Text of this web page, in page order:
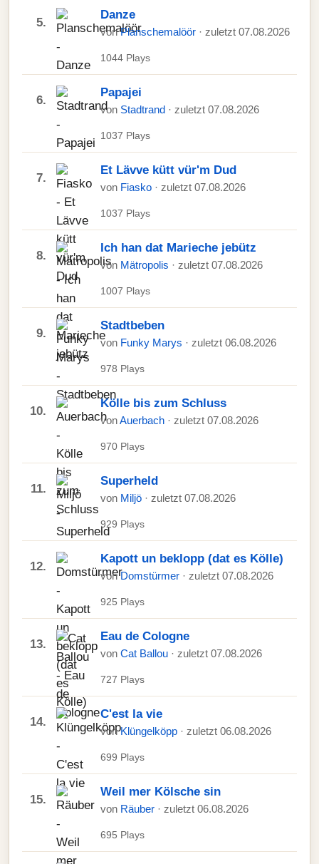
5.
Danze
vonPlanschemalöör · zuletzt 07.08.2026
1044 Plays
6.
Papajei
von Stadtrand · zuletzt 07.08.2026
1037 Plays
7.
Et Lävve kütt vür'm Dud
von Fiasko · zuletzt 07.08.2026
1037 Plays
8.
Ich han dat Marieche jebütz
von Mätropolis · zuletzt 07.08.2026
1007 Plays
9.
Stadtbeben
von Funky Marys · zuletzt 06.08.2026
978 Plays
10.
Kölle bis zum Schluss
vonAuerbach · zuletzt 07.08.2026
970 Plays
11.
Superheld
von Miljö · zuletzt 07.08.2026
929 Plays
12.
Kapott un beklopp (dat es Kölle)
vonDomstürmer · zuletzt 07.08.2026
925 Plays
13.
Eau de Cologne
von Cat Ballou · zuletzt 07.08.2026
727 Plays
14.
C'est la vie
vonKlüngelköpp · zuletzt 06.08.2026
699 Plays
15.
Weil mer Kölsche sin
von Räuber · zuletzt 06.08.2026
695 Plays